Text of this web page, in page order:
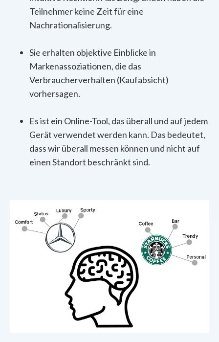
Teilnehmer keine Zeit für eine
Nachrationalisierung.
Sie erhalten objektive Einblicke in
Markenassoziationen, die das
Verbraucherverhalten (Kaufabsicht)
vorhersagen.
Es ist ein Online-Tool, das überall und auf jedem
Gerät verwendet werden kann. Das bedeutet,
dass wir überall messen können und nicht auf
einen Standort beschränkt sind.